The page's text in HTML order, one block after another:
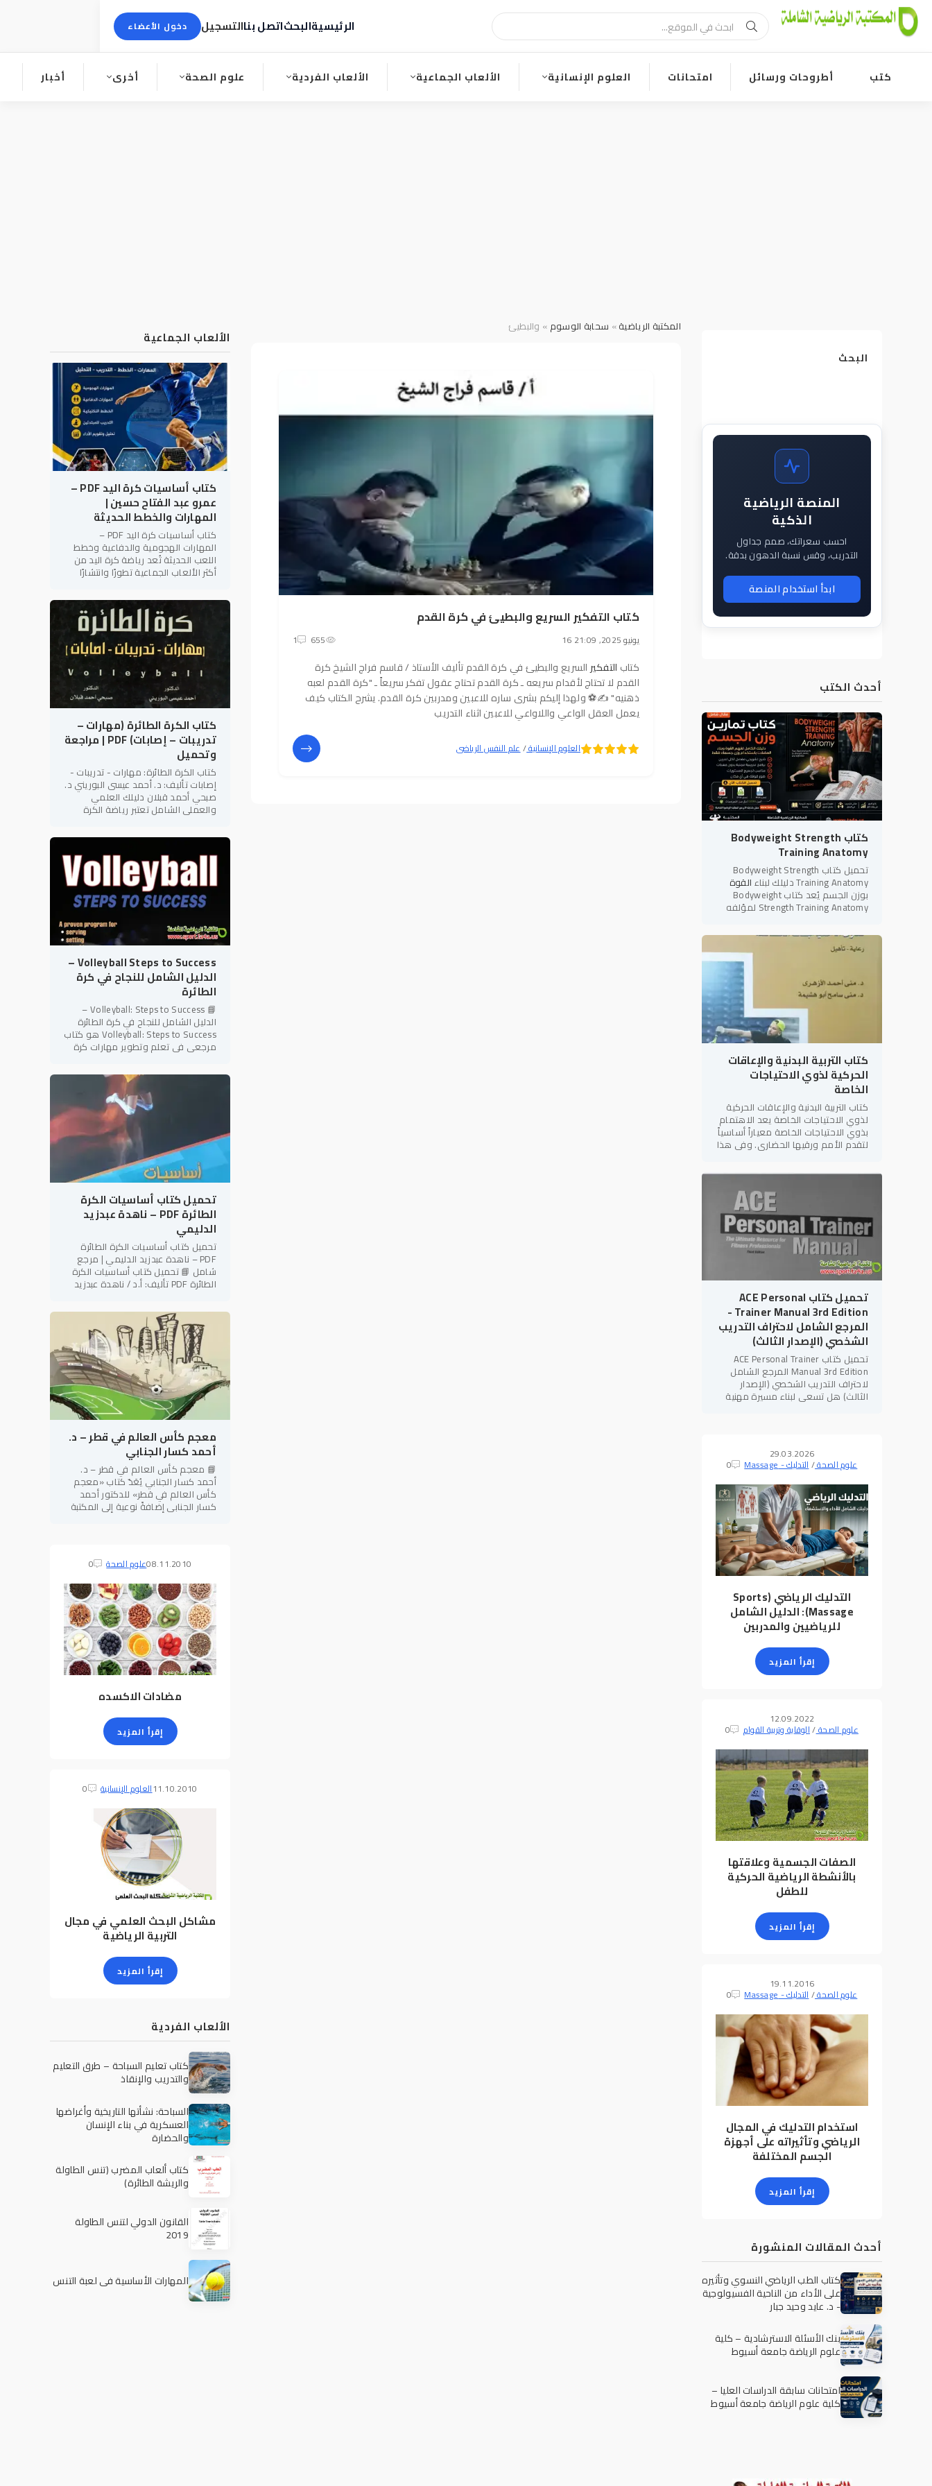
الرئيسيةالبحثاتصل بناالتسجيل دخول الأعضاء
كتب أطروحات ورسائل امتحانات العلوم الإنسانية الألعاب الجماعية الألعاب الفردية علوم الصحة أخرى أخبار
البحث
المنصة الرياضية
الذكية
احسب سعراتك، صمم جداول
التدريب، وقس نسبة الدهون بدقة.
ابدأ استخدام المنصة
أحدث الكتب
كتاب Bodyweight Strength
Training Anatomy
تحميل كتاب Bodyweight Strength
Training Anatomy دليلك لبناء القوة
بوزن الجسم يُعد كتاب Bodyweight
Strength Training Anatomy لمؤلفه
المراجع العلمية والعملية في
كتاب التربية البدنية والإعاقات
الحركية لذوي الاحتياجات
الخاصة
كتاب التربية البدنية والإعاقات الحركية
لذوي الاحتياجات الخاصة يعد الاهتمام
بذوي الاحتياجات الخاصة معياراً أساسياً
لتقدم الأمم ورقيها الحضاري. وفي هذا
والإعاقات
تحميل كتاب ACE Personal
Trainer Manual 3rd Edition -
المرجع الشامل لاحتراف التدريب
الشخصي (الإصدار الثالث)
تحميل كتاب ACE Personal Trainer
Manual 3rd Edition المرجع الشامل
لاحتراف التدريب الشخصي (الإصدار
الثالث) هل تسعى لبناء مسيرة مهنية
29.03.2026
علوم الصحة/التدليك - Massage 0
التدليك الرياضي (Sports
Massage): الدليل الشامل
للرياضيين والمدربين
إقرأ المزيد
12.09.2022
علوم الصحة/الوقاية وتربية القوام 0
الصفات الجسمية وعلاقتها
بالأنشطة الرياضية الحركية
للطفل
إقرأ المزيد
19.11.2016
علوم الصحة/التدليك - Massage 0
استخدام التدليك في المجال
الرياضي وتأثيراته على أجهزة
الجسم المختلفة
إقرأ المزيد
أحدث المقالات المنشورة
كتاب الطب الرياضي النسوي وتأثيره
على الأداء من الناحية الفسيولوجية
- د. عايد وحيد جبار
بنك الأسئلة الاسترشادية – كلية
علوم الرياضة جامعة أسيوط
امتحانات سابقة الدراسات العليا –
كلية علوم الرياضة جامعة أسيوط
المكتبة الرياضية» سحابة الوسوم » والبطيئ
كتاب التفكير السريع والبطيئ في كرة القدم
16 يونيو 2025, 21:09 655
1
كتاب التفكير السريع والبطيئ في كرة القدم تأليف الأستاذ / قاسم فراج الشيخ كرة
القدم لا تحتاج لأقدام سريعه ـ كرة القدم تحتاج عقول تفكر سريعاً ـ "كرة القدم لعبه
ذهنيه" ✍️⚽ ولهذا إليكم بشرى ساره للاعبين ومدربين كرة القدم. يشرح الكتاب كيف
يعمل العقل الواعي واللاواعي للاعبين اثناء التدريب
100
1 العلوم الإنسانية/علم النفس الرياضى
الألعاب الجماعية
كتاب أساسيات كرة اليد PDF –
عمرو عبد الفتاح حسين |
المهارات والخطط الحديثة
كتاب أساسيات كرة اليد PDF –
المهارات الهجومية والدفاعية وخطط
اللعب الحديثة تُعد رياضة كرة اليد من
أكثر الألعاب الجماعية تطورًا وانتشارًا
سرعة الأداء، والتنوع الخططي،
كتاب الكرة الطائرة (مهارات –
تدريبات – إصابات) PDF | مراجعة
وتحميل
كتاب الكرة الطائرة: مهارات - تدريبات -
إصابات تأليف: د. أحمد عيسى البوريني د.
صبحي أحمد قبلان دليلك العلمي
والعملي الشامل تعتبر رياضة الكرة
شعبية وإثارة على مستوى
Volleyball Steps to Success –
الدليل الشامل للنجاح في كرة
الطائرة
📘 Volleyball: Steps to Success –
الدليل الشامل للنجاح في كرة الطائرة
Volleyball: Steps to Success هو كتاب
مرجعي في تعلم وتطوير مهارات كرة
Success المعروفة بأسلوبها
تحميل كتاب أساسيات الكرة
الطائرة PDF – ناهدة عبدزيد
الدليمي
تحميل كتاب أساسيات الكرة الطائرة
PDF – ناهدة عبدزيد الدليمي | مرجع
شامل 📘 تحميل كتاب أساسيات الكرة
الطائرة PDF تأليف: أ.د / ناهدة عبدزيد
العراق في إطار دعم
معجم كأس العالم في قطر – د.
أحمد كسار الجنابي
📘 معجم كأس العالم في قطر – د.
أحمد كسار الجنابي يُعَدّ كتاب «معجم
كأس العالم في قطر» للدكتور أحمد
كسار الجنابي إضافةً نوعية إلى المكتبة
08.11.2010علوم الصحة 0
مضادات الاكسده
إقرأ المزيد
11.10.2010العلوم الإنسانية 0
مشاكل البحث العلمي في مجال
التربية الرياضية
إقرأ المزيد
الألعاب الفردية
كتاب تعليم السباحة – طرق التعليم
والتدريب والإنقاذ
السباحة: نشأتها التاريخية وأغراضها
العسكرية في بناء الإنسان
والحضارة
كتاب ألعاب المضرب (تنس الطاولة
والريشة الطائرة)
القانون الدولي لتنس الطاولة
2019
المهارات الأساسية في لعبة التنس